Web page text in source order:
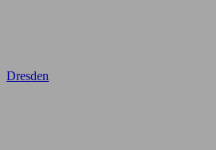
Dresden